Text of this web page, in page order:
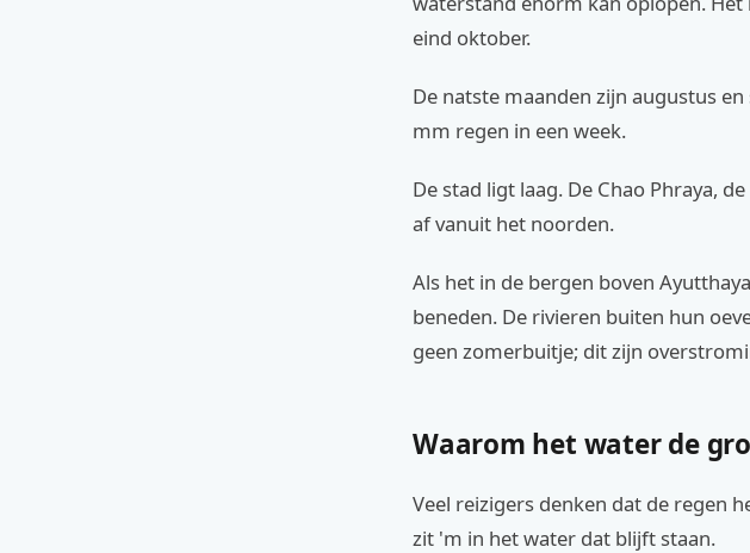
eind oktober.
De natste maanden zijn augustus
mm regen in een week.
De stad ligt laag. De Chao Phraya,
af vanuit het noorden.
Als het in de bergen boven
beneden. De rivieren buiten hun
geen zomerbuitje; dit zijn
Waarom het water de
Veel reizigers denken dat de regen
zit 'm in het water dat blijft staan.